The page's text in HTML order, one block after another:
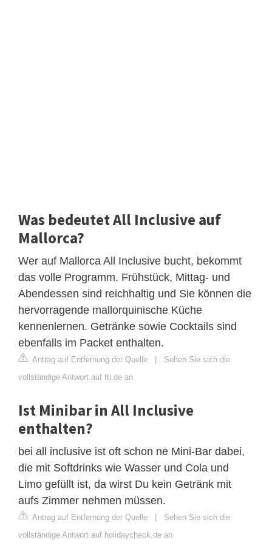
Was bedeutet All Inclusive auf
Mallorca?
Wer auf Mallorca All Inclusive bucht, bekommt
das volle Programm. Frühstück, Mittag- und
Abendessen sind reichhaltig und Sie können die
hervorragende mallorquinische Küche
kennenlernen. Getränke sowie Cocktails sind
ebenfalls im Packet enthalten.
Antrag auf Entfernung der Quelle | Sehen Sie sich die
vollständige Antwort auf fti.de an
Ist Minibar in All Inclusive
enthalten?
bei all inclusive ist oft schon ne Mini-Bar dabei,
die mit Softdrinks wie Wasser und Cola und
Limo gefüllt ist, da wirst Du kein Getränk mit
aufs Zimmer nehmen müssen.
Antrag auf Entfernung der Quelle | Sehen Sie sich die
vollständige Antwort auf holidaycheck.de an